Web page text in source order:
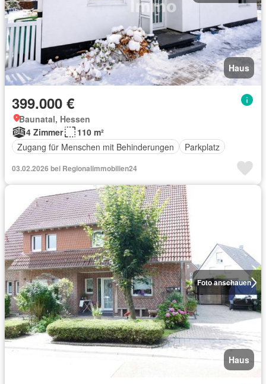
Haus
399.000 €
Baunatal, Hessen
4 Zimmer
110 m²
Zugang für Menschen mit Behinderungen
Parkplatz
03.02.2026 bei Regionalimmobilien24
Foto anschauen
Haus